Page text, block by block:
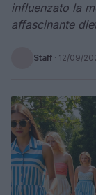
influenzato la
affascinante
Staff · 12/09/